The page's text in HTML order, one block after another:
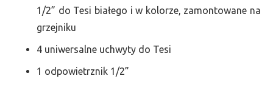
1/2” do Tesi białego i w kolorze, zamontowane na
grzejniku
4 uniwersalne uchwyty do Tesi
1 odpowietrznik 1/2”